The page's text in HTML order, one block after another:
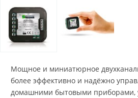
Мощное и миниатюрное
более эффективно и надёжно
домашними бытовыми приборами,